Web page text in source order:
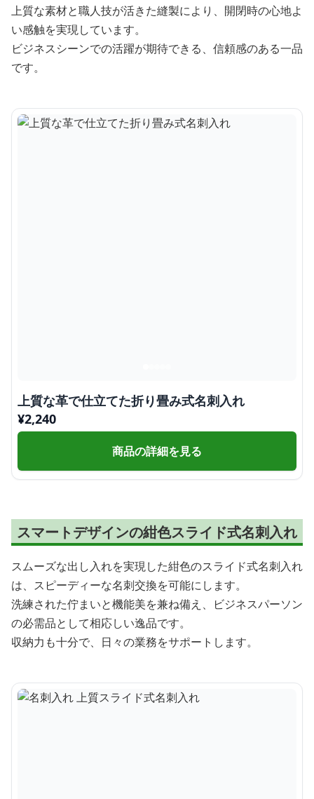
上質な素材と職人技が活きた縫製により、開閉時の心地よ
い感触を実現しています。
ビジネスシーンでの活躍が期待できる、信頼感のある一品
です。
上質な革で仕立てた折り畳み式名刺入れ
¥2,240
商品の詳細を見る
スマートデザインの紺色スライド式名刺入れ
スムーズな出し入れを実現した紺色のスライド式名刺入れ
は、スピーディーな名刺交換を可能にします。
洗練された佇まいと機能美を兼ね備え、ビジネスパーソン
の必需品として相応しい逸品です。
収納力も十分で、日々の業務をサポートします。